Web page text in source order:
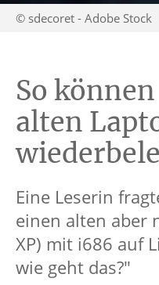
© sdecoret - Adobe Stock
So
alten
Eine Leserin
einen alten aber
XP) mit i686 auf
wie geht das?"